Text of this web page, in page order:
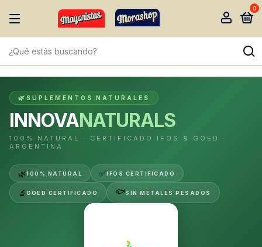
0
SUPLEMENTOS NATURALES
INNOVANATURALS
100% NATURAL · CERTIFICADO IFOS & GOED ·
ARGENTINA
🌿100% NATURAL ✅IFOS CERTIFICADO
🔬 GOED CERTIFICADO 🐟SIN METALES PESADOS